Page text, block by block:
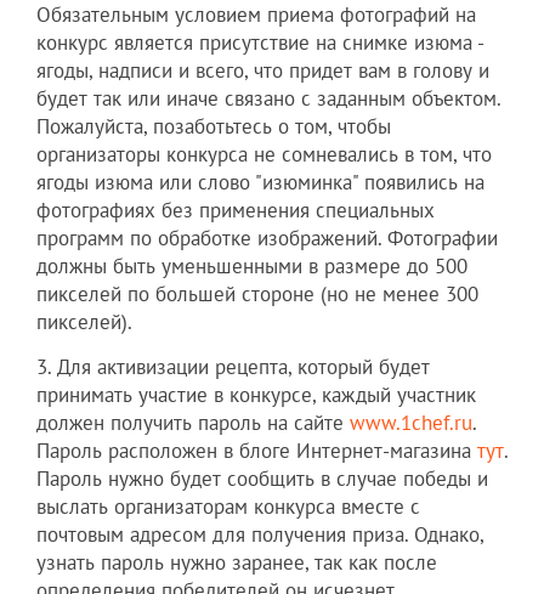
Обязательным условием приема фотографий на
конкурс является присутствие на снимке изюма -
ягоды, надписи и всего, что придет вам в голову и
будет так или иначе связано с заданным объектом.
Пожалуйста, позаботьтесь о том, чтобы
организаторы конкурса не сомневались в том, что
ягоды изюма или слово "изюминка" появились на
фотографиях без применения специальных
программ по обработке изображений. Фотографии
должны быть уменьшенными в размере до 500
пикселей по большей стороне (но не менее 300
пикселей).
3. Для активизации рецепта, который будет
принимать участие в конкурсе, каждый участник
должен получить пароль на сайте www.1chef.ru.
Пароль расположен в блоге Интернет-магазина тут.
Пароль нужно будет сообщить в случае победы и
выслать организаторам конкурса вместе с
почтовым адресом для получения приза. Однако,
узнать пароль нужно заранее, так как после